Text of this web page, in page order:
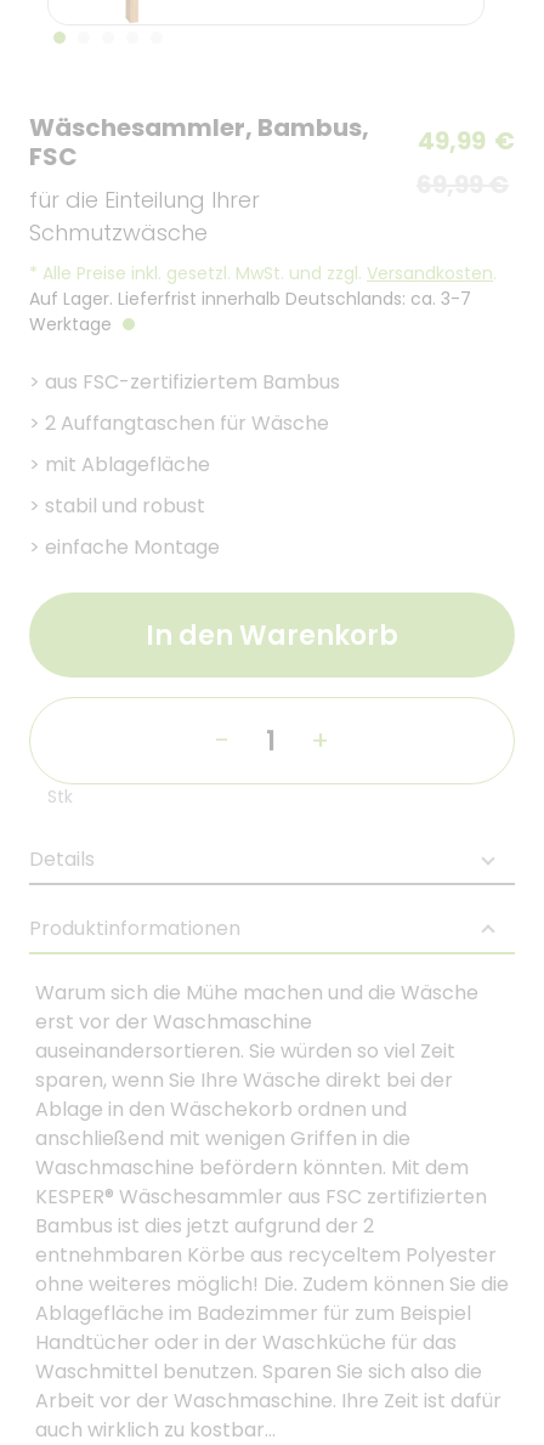
Wäschesammler, Bambus,
FSC
für die Einteilung Ihrer
Schmutzwäsche
49,99 €
* Alle Preise inkl. gesetzl. MwSt. und zzgl. Versandkosten.
Auf Lager. Lieferfrist innerhalb Deutschlands: ca. 3-7
Werktage
> aus FSC-zertifiziertem Bambus
> 2 Auffangtaschen für Wäsche
> mit Ablagefläche
> stabil und robust
> einfache Montage
In den Warenkorb
- +
Stk
Details
Produktinformationen
Warum sich die Mühe machen und die Wäsche
erst vor der Waschmaschine
auseinandersortieren. Sie würden so viel Zeit
sparen, wenn Sie Ihre Wäsche direkt bei der
Ablage in den Wäschekorb ordnen und
anschließend mit wenigen Griffen in die
Waschmaschine befördern könnten. Mit dem
KESPER® Wäschesammler aus FSC zertifizierten
Bambus ist dies jetzt aufgrund der 2
entnehmbaren Körbe aus recyceltem Polyester
ohne weiteres möglich! Die. Zudem können Sie die
Ablagefläche im Badezimmer für zum Beispiel
Handtücher oder in der Waschküche für das
Waschmittel benutzen. Sparen Sie sich also die
Arbeit vor der Waschmaschine. Ihre Zeit ist dafür
auch wirklich zu kostbar…